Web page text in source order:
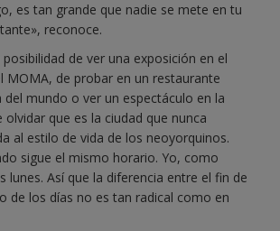
es tan grande que nadie se mete en tu
reconoce.
de ver una exposición en el
MOMA, de probar en un restaurante
del mundo o ver un espectáculo en la
olvidar que es la ciudad que nunca
al estilo de vida de los neoyorquinos.
sigue el mismo horario. Yo, como
lunes. Así que la diferencia entre el fin de
de los días no es tan radical como en